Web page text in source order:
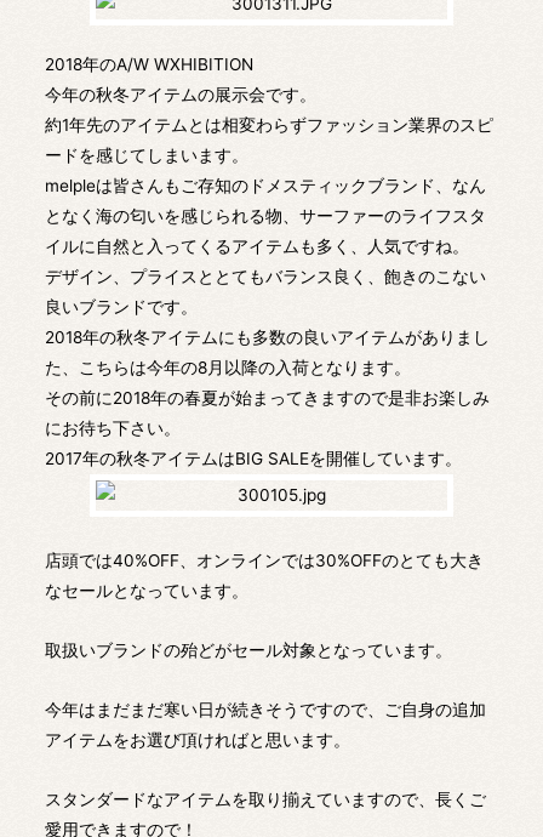
2018年のA/W WXHIBITION
今年の秋冬アイテムの展示会です。
約1年先のアイテムとは相変わらずファッション業界のスピ
ードを感じてしまいます。
melpleは皆さんもご存知のドメスティックブランド、なん
となく海の匂いを感じられる物、サーファーのライフスタ
イルに自然と入ってくるアイテムも多く、人気ですね。
デザイン、プライスととてもバランス良く、飽きのこない
良いブランドです。
2018年の秋冬アイテムにも多数の良いアイテムがありまし
た、こちらは今年の8月以降の入荷となります。
その前に2018年の春夏が始まってきますので是非お楽しみ
にお待ち下さい。
2017年の秋冬アイテムはBIG SALEを開催しています。
店頭では40%OFF、オンラインでは30%OFFのとても大き
なセールとなっています。
取扱いブランドの殆どがセール対象となっています。
今年はまだまだ寒い日が続きそうですので、ご自身の追加
アイテムをお選び頂ければと思います。
スタンダードなアイテムを取り揃えていますので、長くご
愛用できますので！